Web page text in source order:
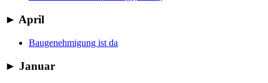
► April
Baugenehmigung ist da
► Januar